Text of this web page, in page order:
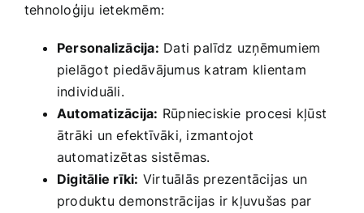
tehnoloģiju ietekmēm:
Personalizācija: Dati palīdz uzņēmumiem
pielāgot piedāvājumus katram klientam
individuāli.
Automatizācija: Rūpnieciskie procesi kļūst
ātrāki un efektīvāki, izmantojot
automatizētas sistēmas.
Digitālie rīki: Virtuālās prezentācijas un
produktu demonstrācijas ir kļuvušas par